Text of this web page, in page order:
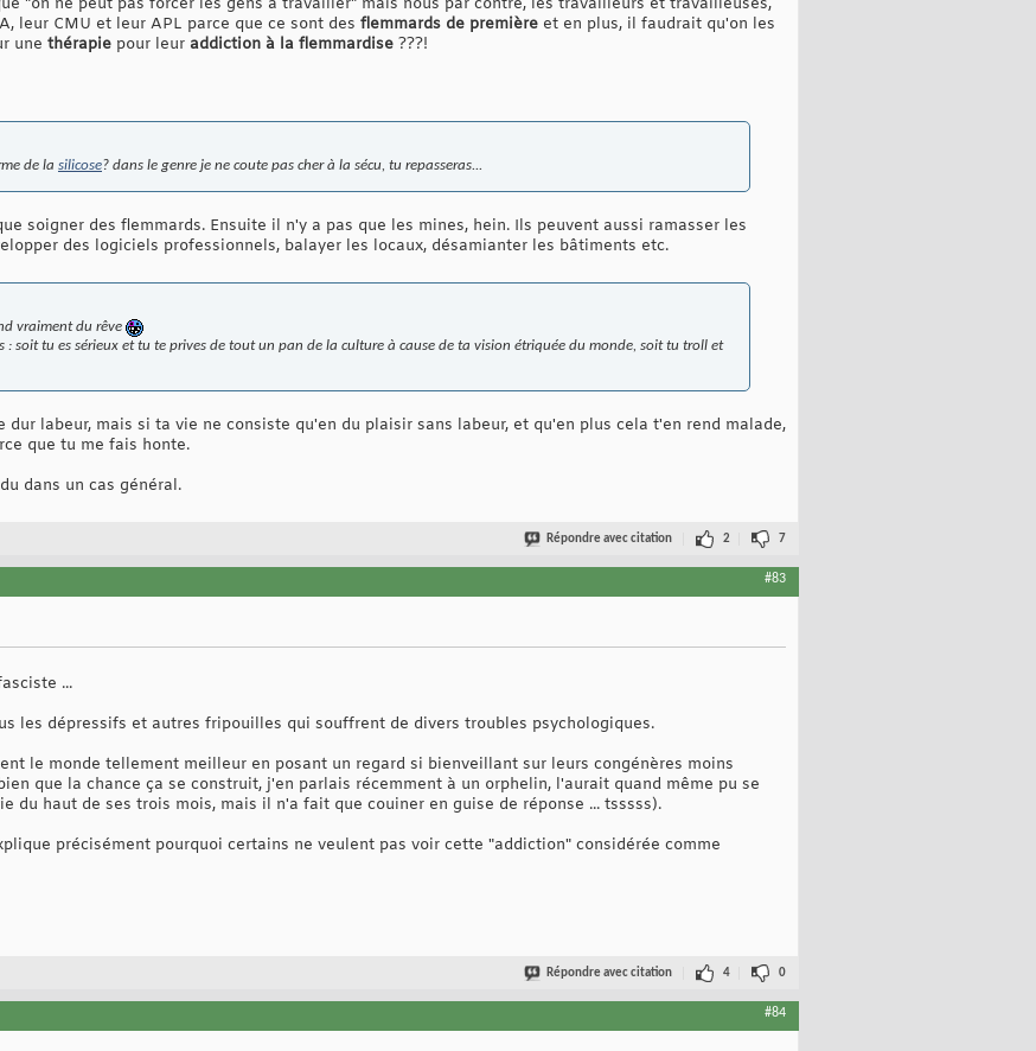
"on ne peut pas forcer les gens à travailler" mais nous par contre, les travailleurs et travailleuses,
leur CMU et leur APL parce que ce sont des flemmards de première et en plus, il faudrait qu'on les
une thérapie pour leur addiction à la flemmardise ???!
de la silicose? dans le genre je ne coute pas cher à la sécu, tu repasseras...
soigner des flemmards. Ensuite il n'y a pas que les mines, hein. Ils peuvent aussi ramasser les
des logiciels professionnels, balayer les locaux, désamianter les bâtiments etc.
vraiment du rêve
: soit tu es sérieux et tu te prives de tout un pan de la culture à cause de ta vision étriquée du monde, soit tu troll et
labeur, mais si ta vie ne consiste qu'en du plaisir sans labeur, et qu'en plus cela t'en rend malade,
que tu me fais honte.
dans un cas général.
Répondre avec citation 2 7
#83
...
les dépressifs et autres fripouilles qui souffrent de divers troubles psychologiques.
le monde tellement meilleur en posant un regard si bienveillant sur leurs congénères moins
que la chance ça se construit, j'en parlais récemment à un orphelin, l'aurait quand même pu se
du haut de ses trois mois, mais il n'a fait que couiner en guise de réponse ... tsssss).
précisément pourquoi certains ne veulent pas voir cette "addiction" considérée comme
Répondre avec citation 4 0
#84